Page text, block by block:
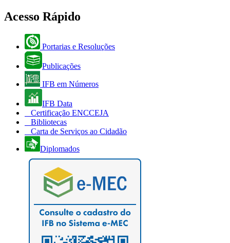
Acesso Rápido
Portarias e Resoluções
Publicações
IFB em Números
IFB Data
Certificação ENCCEJA
Bibliotecas
Carta de Serviços ao Cidadão
Diplomados